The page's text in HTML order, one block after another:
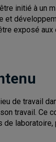
initié à un
et
exposé
de travail
travail. Ce
laboratoire,